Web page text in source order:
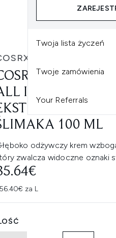
Twoja lista życzeń
Twoje zamówienia
Your Referrals
IN ONE
ZE
100 ML
odżywczy krem
zwalcza widoczne oznaki
za L